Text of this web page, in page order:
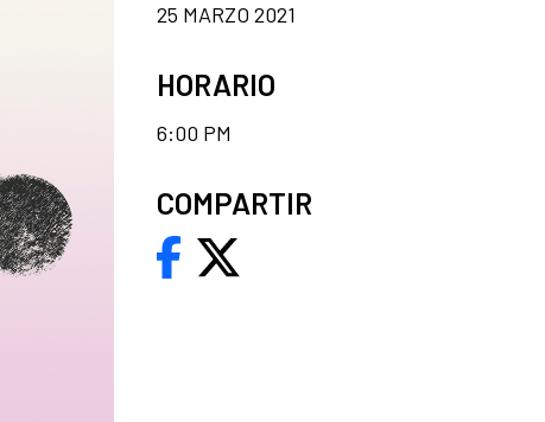
25 MARZO 2021
HORARIO
6:00 PM
COMPARTIR